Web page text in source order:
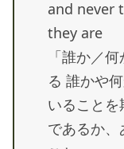
and never
they are
「誰か／
る 誰かや
いること
であるか